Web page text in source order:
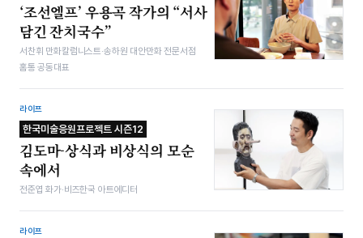
‘조선엘프’ 우용곡 작가의 “서사
담긴 잔치국수”
서찬휘 만화칼럼니스트·송하원 대안만화 전문서점
홈통 공동대표
라이프
한국미술응원프로젝트 시즌12
김도마-상식과 비상식의 모순
속에서
전준엽 화가·비즈한국 아트에디터
라이프